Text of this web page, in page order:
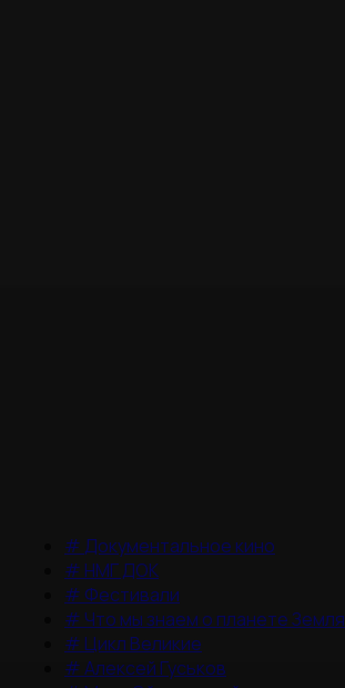
# Документальное кино
# НМГ ДОК
# Фестивали
# Что мы знаем о планете Земля
# Цикл Великие
#Алексей Гуськов